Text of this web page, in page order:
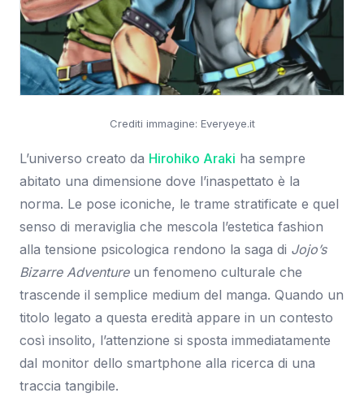
Crediti immagine: Everyeye.it
L’universo creato da Hirohiko Araki ha sempre
abitato una dimensione dove l’inaspettato è la
norma. Le pose iconiche, le trame stratificate e quel
senso di meraviglia che mescola l’estetica fashion
alla tensione psicologica rendono la saga di Jojo’s
Bizarre Adventureun fenomeno culturale che
trascende il semplice medium del manga. Quando un
titolo legato a questa eredità appare in un contesto
così insolito, l’attenzione si sposta immediatamente
dal monitor dello smartphone alla ricerca di una
traccia tangibile.